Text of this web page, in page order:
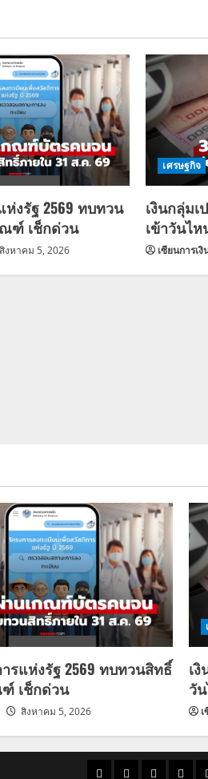
งรัฐ 2569 ทบทวน
ฑ์ เช็กด่วน
สิงหาคม 5, 2026
เศรษฐกิจ
เงินกลุ่มเ
เข้าวันไ
เซียนการเงิ
รแห่งรัฐ 2569 ทบทวนสิทธิ์
เช็กด่วน
สิงหาคม 5, 2026
เ
วั
ราคาแนว ข่าว ข่าว